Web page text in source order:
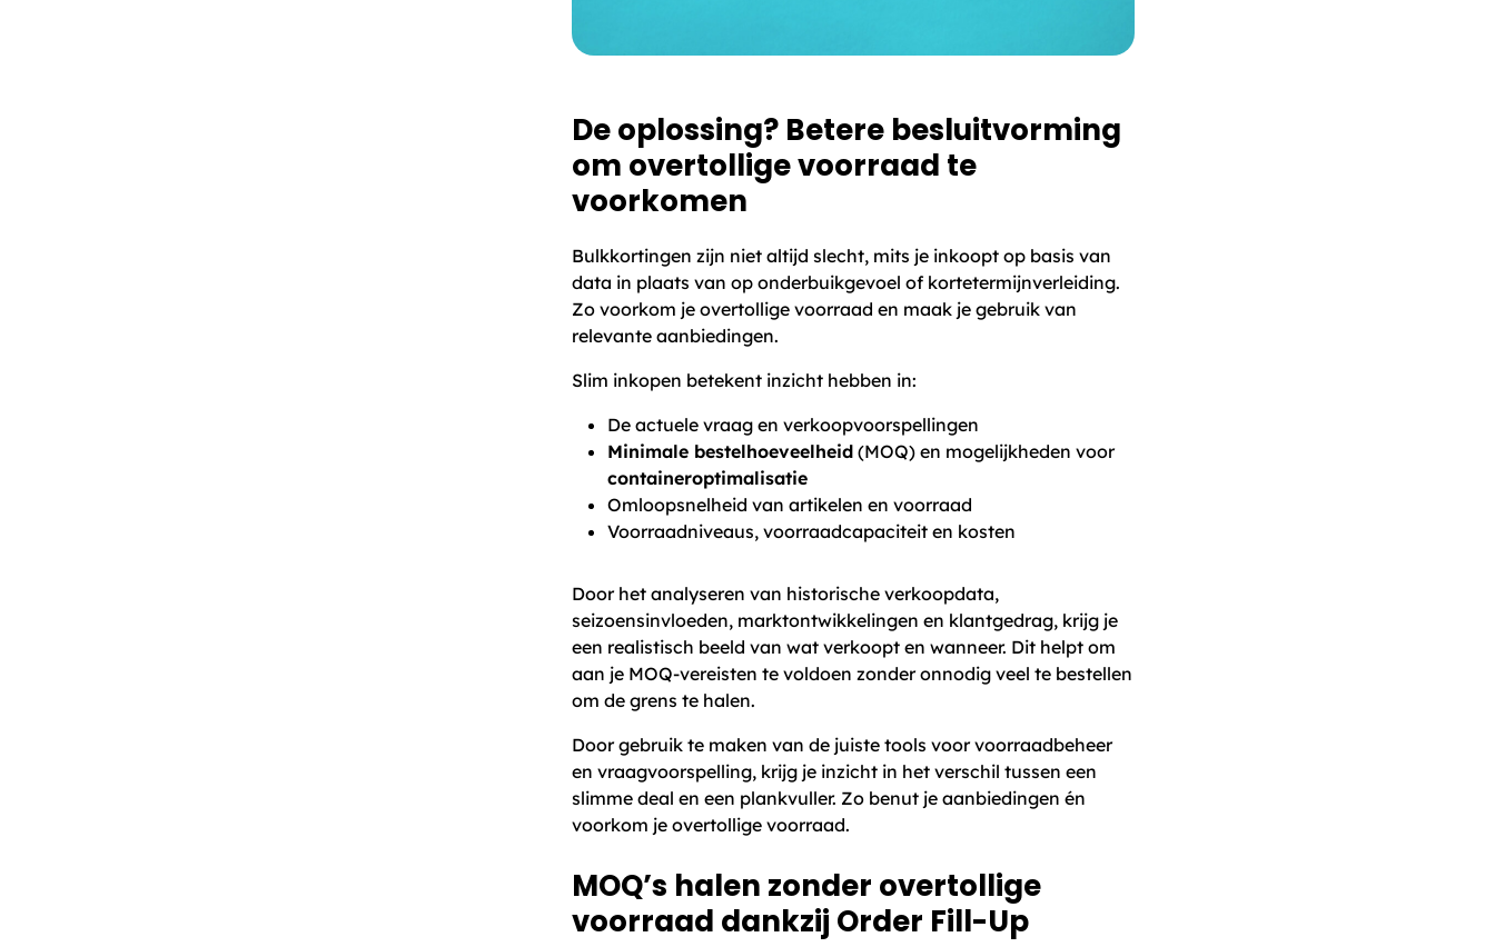
De oplossing? Betere besluitvorming
om overtollige voorraad te
voorkomen
Bulkkortingen zijn niet altijd slecht, mits je inkoopt op basis van
data in plaats van op onderbuikgevoel of kortetermijnverleiding.
Zo voorkom je overtollige voorraad en maak je gebruik van
relevante aanbiedingen.
Slim inkopen betekent inzicht hebben in:
De actuele vraag en verkoopvoorspellingen
Minimale bestelhoeveelheid (MOQ) en mogelijkheden voor
containeroptimalisatie
Omloopsnelheid van artikelen en voorraad
Voorraadniveaus, voorraadcapaciteit en kosten
Door het analyseren van historische verkoopdata,
seizoensinvloeden, marktontwikkelingen en klantgedrag, krijg je
een realistisch beeld van wat verkoopt en wanneer. Dit helpt om
aan je MOQ-vereisten te voldoen zonder onnodig veel te bestellen
om de grens te halen.
Door gebruik te maken van de juiste tools voor voorraadbeheer
en vraagvoorspelling, krijg je inzicht in het verschil tussen een
slimme deal en een plankvuller. Zo benut je aanbiedingen én
voorkom je overtollige voorraad.
MOQ’s halen zonder overtollige
voorraad dankzij Order Fill-Up